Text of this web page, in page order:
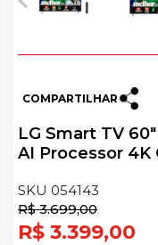
COMPARTILHAR
LG Smart TV
AI Processor 4K
SKU 054143
R$ 3.699,00
R$ 3.399,00